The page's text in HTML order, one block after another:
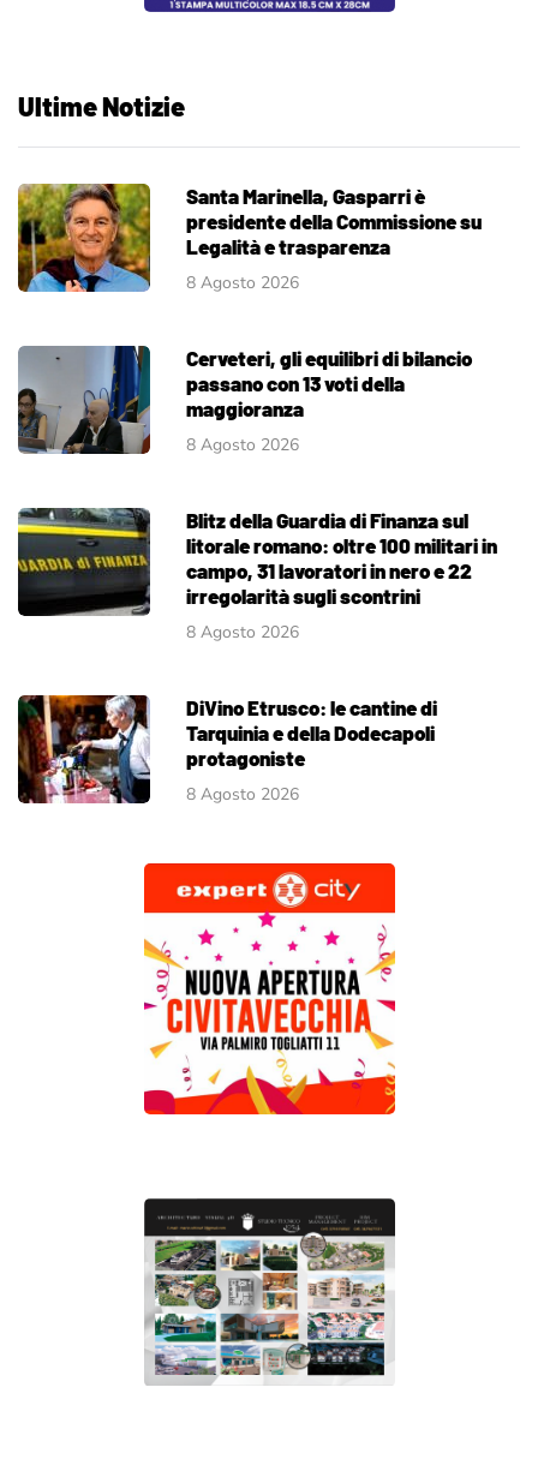
Ultime Notizie
Santa Marinella, Gasparri è
presidente della Commissione su
Legalità e trasparenza
8 Agosto 2026
Cerveteri, gli equilibri di bilancio
passano con 13 voti della
maggioranza
8 Agosto 2026
Blitz della Guardia di Finanza sul
litorale romano: oltre 100 militari in
campo, 31 lavoratori in nero e 22
irregolarità sugli scontrini
8 Agosto 2026
DiVino Etrusco: le cantine di
Tarquinia e della Dodecapoli
protagoniste
8 Agosto 2026